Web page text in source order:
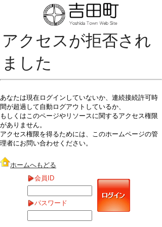
アクセスが拒否され
ました
あなたは現在ログインしていないか、連続接続許可時
間が超過して自動ログアウトしているか、
もしくはこのページやリソースに関するアクセス権限
がありません。
アクセス権限を得るためには、このホームページの管
理者にお問い合わせください。
ホームへもどる
会員ID
パスワード